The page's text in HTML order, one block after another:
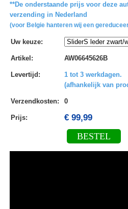
**De onderstaande prijs voor deze
verzending in Nederland
(voor Belgie hanteren wij een
Uw keuze:
Artikel : AW06645626B
Levertijd :
1 tot 3 werkdagen.
(afhankelijk van
Verzendkosten: 0
Prijs: € 99,99
BESTEL